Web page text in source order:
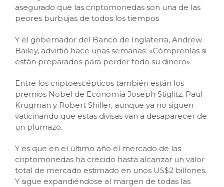
asegurado que las criptomonedas son una de las
peores burbujas de todos los tiempos
Y el gobernador del Banco de Inglaterra, Andrew
Bailey, advirtió hace unas semanas: «Cómprenlas si
están preparados para perder todo su dinero».
Entre los criptoescépticos también están los
premios Nobel de Economía Joseph Stiglitz, Paul
Krugman y Robert Shiller, aunque ya no siguen
vaticinando que estas divisas van a desaparecer de
un plumazo.
Y es que en el último año el mercado de las
criptomonedas ha crecido hasta alcanzar un valor
total de mercado estimado en unos US$2 billones.
Y sigue expandiéndose al margen de todas las